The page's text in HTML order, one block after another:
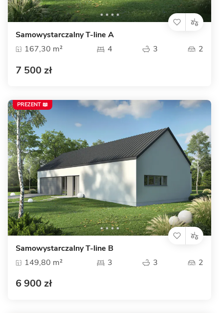
Samowystarczalny T-line A
167,30 m²
4 3 2
7 500 zł
Samowystarczalny T-line B
149,80 m²
3 3 2
6 900 zł
PREZENT 📖